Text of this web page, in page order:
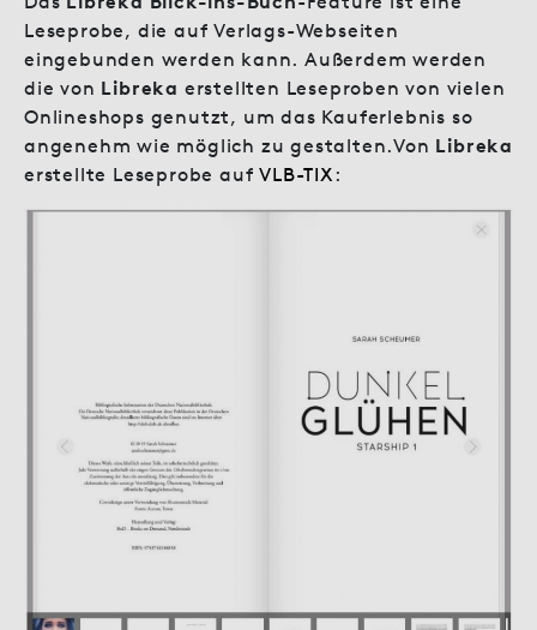
Leseprobe, die auf Verlags-Webseiten
eingebunden werden kann. Außerdem werden
die von Libreka erstellten Leseproben von vielen
Onlineshops genutzt, um das Kauferlebnis so
angenehm wie möglich zu gestalten.Von Libreka
erstellte Leseprobe aufVLB-TIX :